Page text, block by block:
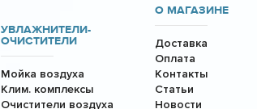
УВЛАЖНИТЕЛИ-
ОЧИСТИТЕЛИ
Мойка воздуха
Клим. комплексы
Очистители воздуха
О МАГАЗИНЕ
Доставка
Оплата
Контакты
Статьи
Новости